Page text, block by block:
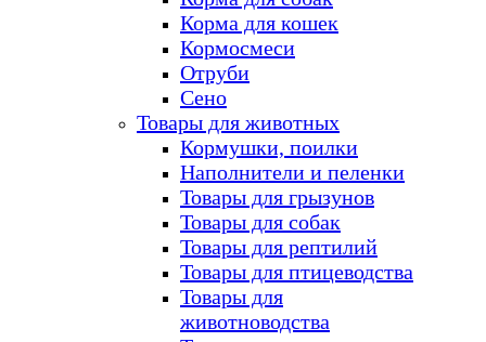
Корма для кошек
Кормосмеси
Отруби
Сено
Товары для животных
Кормушки, поилки
Наполнители и пеленки
Товары для грызунов
Товары для собак
Товары для рептилий
Товары для птицеводства
Товары для
животноводства